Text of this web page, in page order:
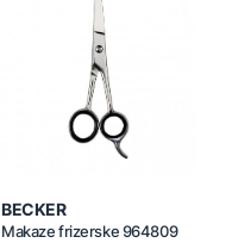
BECKER
Makaze frizerske 964809